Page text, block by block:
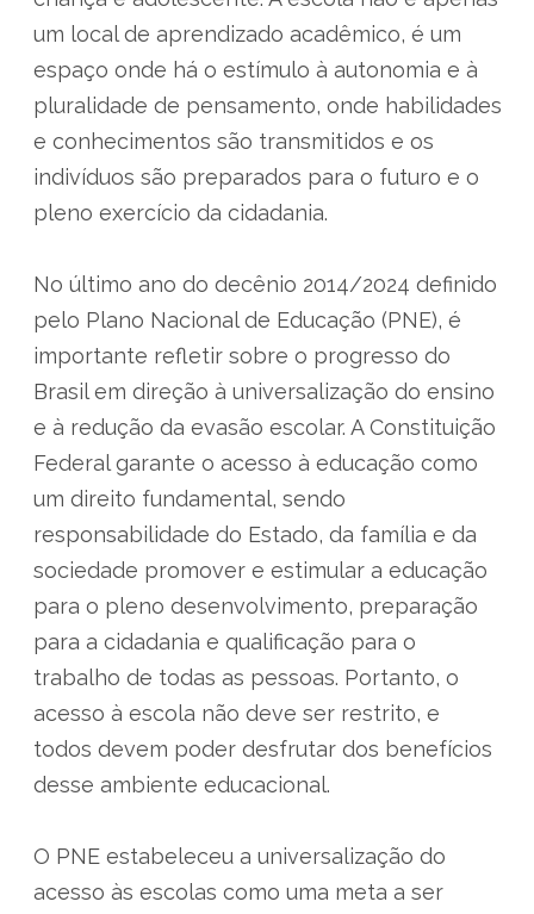
um local de aprendizado acadêmico, é um
espaço onde há o estímulo à autonomia e à
pluralidade de pensamento, onde habilidades
e conhecimentos são transmitidos e os
indivíduos são preparados para o futuro e o
pleno exercício da cidadania.
No último ano do decênio 2014/2024 definido
pelo Plano Nacional de Educação (PNE), é
importante refletir sobre o progresso do
Brasil em direção à universalização do ensino
e à redução da evasão escolar. A Constituição
Federal garante o acesso à educação como
um direito fundamental, sendo
responsabilidade do Estado, da família e da
sociedade promover e estimular a educação
para o pleno desenvolvimento, preparação
para a cidadania e qualificação para o
trabalho de todas as pessoas. Portanto, o
acesso à escola não deve ser restrito, e
todos devem poder desfrutar dos benefícios
desse ambiente educacional.
O PNE estabeleceu a universalização do
acesso às escolas como uma meta a ser